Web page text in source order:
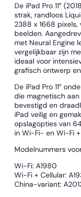
De iPad Pro 11″
strak, randloos
2388 x 1668
beelden.
met Neural Engine
vergelijkbaar zijn
ideaal voor
grafisch ontwerp
De iPad Pro 11″
die magnetisch
bevestigd en
iPad veilig en
opslagopties van
in Wi-Fi- en Wi-Fi
Modelnummers
Wi-Fi: A1980
Wi-Fi + Cellular:
China-variant: